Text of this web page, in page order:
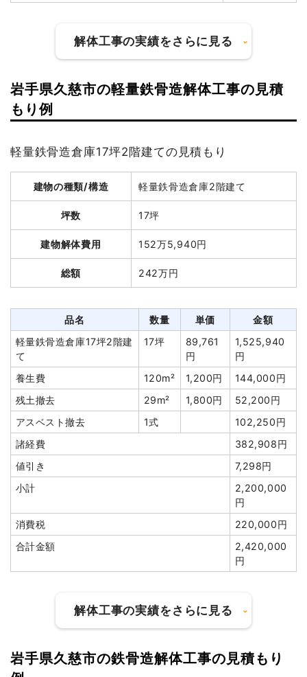
解体工事の実績をさらに見る
建物の種類/構造
建物解体費用 116万円
総額 279万4,000円
品名
木造店舗兼住宅27坪2階建
27坪
42,963
1,160,000
室内残置物撤去
1式
300,000円
家具・家電処分
1式
60,000円
地下撤去
250,000円
盛土工事
34m³ 5,882円
200,000円
諸経費
300,000円
値引き
0円
小計
2,540,000
円
消費税
254,000円
2,794,000
円
坪数 30坪
建物解体費用 254万4,400円
岩手県久慈市の軽量鉄骨造解体工事の見積
もり例
軽量鉄骨造倉庫17坪2階建ての見積もり
建物の種類/構造 軽量鉄骨造倉庫2階建て
坪数 17坪
建物解体費用 152万5,940円
総額 242万円
品名 数量 単価
金額
軽量鉄骨造倉庫17坪2階建
て
17坪
89,761
円
1,525,940
円
養生費
120m² 1,200円
144,000円
残土撤去
29m² 1,800円
52,200円
アスベスト撤去
1式
102,250円
諸経費
382,908円
値引き
7,298円
小計
2,200,000
円
消費税
220,000円
合計金額
2,420,000
円
解体工事の実績をさらに見る
岩手県久慈市の鉄骨造解体工事の見積もり